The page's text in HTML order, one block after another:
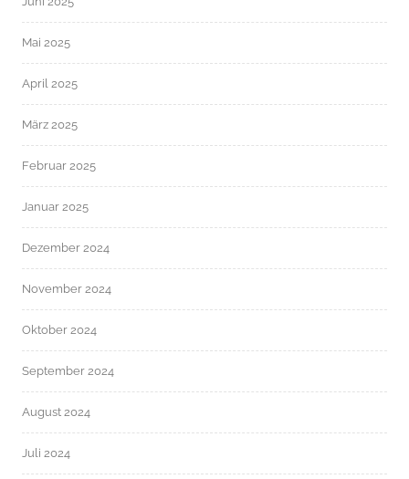
Mai 2025
April 2025
März 2025
Februar 2025
Januar 2025
Dezember 2024
November 2024
Oktober 2024
September 2024
August 2024
Juli 2024